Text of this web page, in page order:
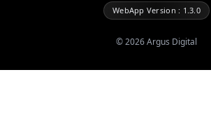
WebApp Version : 1.3.0
©2026Argus Digital